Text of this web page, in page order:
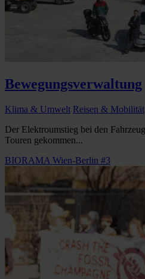
Bewegungsverwaltung
Klima & Umwelt Reisen & Mobilität
Der Elektroumstieg bei den
Touren gekommen...
BIORAMA Wien-Berlin #3